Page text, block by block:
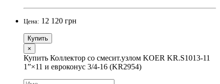
Цена: 12 120 грн
Купить
×
Купить Коллектор со смесит.узлом KOER KR.S1013-11
1”×11 и евроконус 3/4-16 (KR2954)